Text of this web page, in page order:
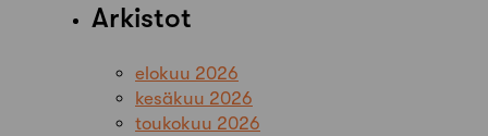
Arkistot
elokuu 2026
kesäkuu 2026
toukokuu 2026